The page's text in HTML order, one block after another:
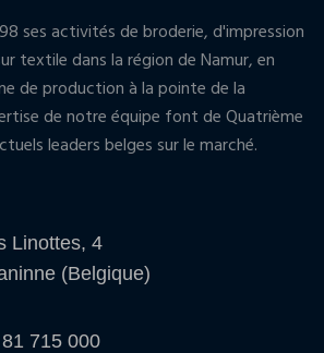
ses activités de broderie, d'impression
textile dans la région de Namur, en
de production à la pointe de la
de notre équipe font de Quatrième
leaders belges sur le marché.
Linottes, 4
(Belgique)
715 000